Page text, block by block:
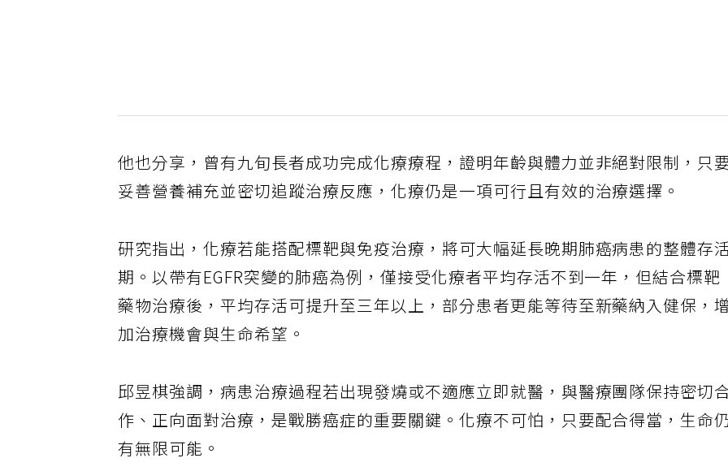
他也分享，曾有九旬長者成功完成化療療程，證明年齡與體力並非絕對限制，只
妥善營養補充並密切追蹤治療反應，化療仍是一項可行且有效的治療選擇。
研究指出，化療若能搭配標靶與免疫治療，將可大幅延長晚期肺癌病患的整體存活
期。以帶有EGFR突變的肺癌為例，僅接受化療者平均存活不到一年，但結合標靶
藥物治療後，平均存活可提升至三年以上，部分患者更能等待至新藥納入健保，增
加治療機會與生命希望。
邱昱棋強調，病患治療過程若出現發燒或不適應立即就醫，與醫療團隊保持密切合
作、正向面對治療，是戰勝癌症的重要關鍵。化療不可怕，只要配合得當，生命
有無限可能。